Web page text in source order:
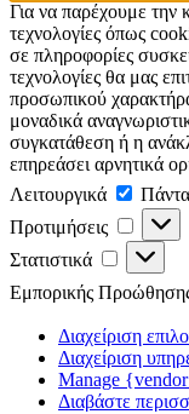
Για να παρέχουμε την
τεχνολογίες όπως
σε πληροφορίες
τεχνολογίες θα μας
προσωπικού
μοναδικά
συγκατάθεση ή η
επηρεάσει αρνητικά
Λειτουργικά
Προτιμήσεις
Στατιστικά
Εμπορικής
Διαχείριση
Διαχείριση
Manage
Διαβάστε